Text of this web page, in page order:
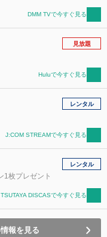
DMM TVで今すぐ見る
見放題
Huluで今すぐ見る
レンタル
J:COM STREAMで今すぐ見る
1枚プレゼント
レンタル
TSUTAYA DISCASで今すぐ見る
報を見る